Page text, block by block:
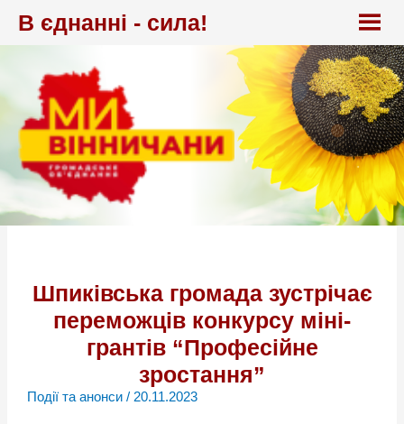
В єднанні - сила!
Шпиківська громада зустрічає
переможців конкурсу міні-
грантів “Професійне
зростання”
Події та анонси/ 20.11.2023